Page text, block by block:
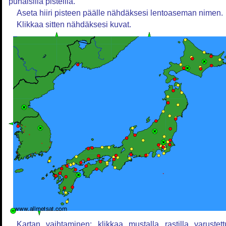
Aseta hiiri pisteen päälle nähdäksesi lentoaseman nimen.
Klikkaa sitten nähdäksesi kuvat.
Kartan vaihtaminen: klikkaa mustalla rastilla